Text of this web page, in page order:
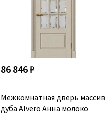
86 846 ₽
Межкомнатная дверь массив
дуба Alvero Анна молоко